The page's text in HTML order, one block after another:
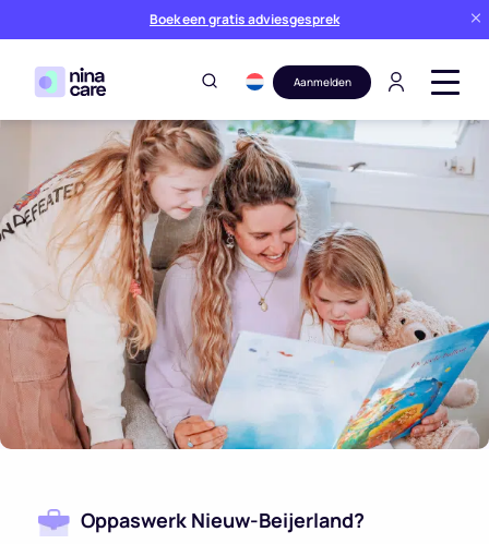
Boek een gratis adviesgesprek
Aanmelden
Oppaswerk Nieuw-Beijerland?